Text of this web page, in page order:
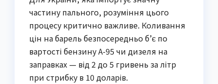
частину пального, розуміння цього
процесу критично важливе. Коливання
цін на барель безпосередньо б’є по
вартості бензину А-95 чи дизеля на
заправках — від 2 до 5 гривень за літр
при стрибку в 10 доларів.